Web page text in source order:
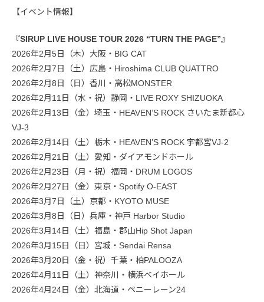
【イベント情報】
『SIRUP LIVE HOUSE TOUR 2026 “TURN THE PAGE”』
2026年2月5日（木）大阪・BIG CAT
2026年2月7日（土）広島・Hiroshima CLUB QUATTRO
2026年2月8日（日）香川・高松MONSTER
2026年2月11日（水・祝）静岡・LIVE ROXY SHIZUOKA
2026年2月13日（金）埼玉・HEAVEN’S ROCK さいたま新都心
VJ-3
2026年2月14日（土）栃木・HEAVEN’S ROCK 宇都宮VJ-2
2026年2月21日（土）愛知・ダイアモンドホール
2026年2月23日（月・祝）福岡・DRUM LOGOS
2026年2月27日（金）東京・Spotify O-EAST
2026年3月7日（土）京都・KYOTO MUSE
2026年3月8日（日）兵庫・神戸 Harbor Studio
2026年3月14日（土）福島・郡⼭Hip Shot Japan
2026年3月15日（日）宮城・Sendai Rensa
2026年3月20日（金・祝）千葉・柏PALOOZA
2026年4月11日（土）神奈川・横浜ベイホール
2026年4月24日（金）北海道・ペニーレーン24